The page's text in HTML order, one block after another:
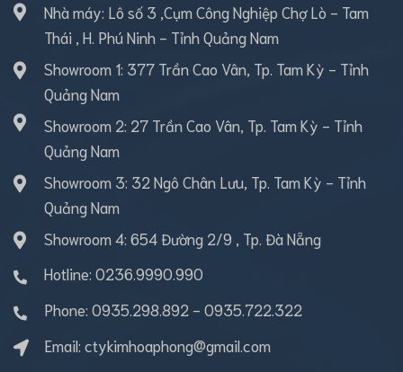
Nhà máy: Lô số 3 ,Cụm Công Nghiệp Chợ Lò - Tam
Thái , H. Phú Ninh - Tỉnh Quảng Nam
Showroom 1: 377 Trần Cao Vân, Tp. Tam Kỳ - Tỉnh
Quảng Nam
Showroom 2: 27 Trần Cao Vân, Tp. Tam Kỳ - Tỉnh
Quảng Nam
Showroom 3: 32 Ngô Chân Lưu, Tp. Tam Kỳ - Tỉnh
Quảng Nam
Showroom 4: 654 Đường 2/9 , Tp. Đà Nẵng
Hotline: 0236.9990.990
Phone: 0935.298.892 - 0935.722.322
Email: ctykimhoaphong@gmail.com